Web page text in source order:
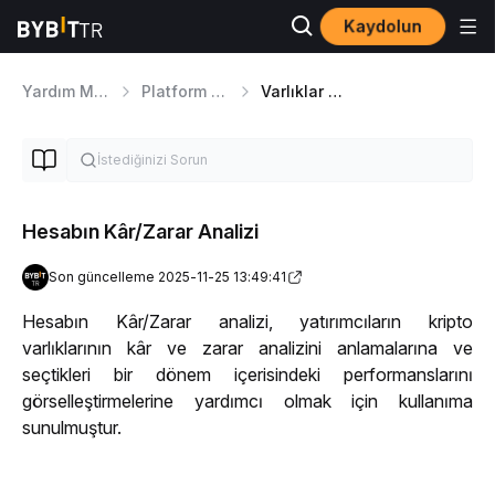
Kaydolun
Yardım Merkezi Platform Turu Varlıklar sayfasında gezinme
Hesabın Kâr/Zarar Analizi
Son güncelleme 2025-11-25 13:49:41
Hesabın Kâr/Zarar analizi, yatırımcıların kripto
seçtikleri bir dönem içerisindeki performanslarını
görselleştirmelerine yardımcı olmak için kullanıma
sunulmuştur.